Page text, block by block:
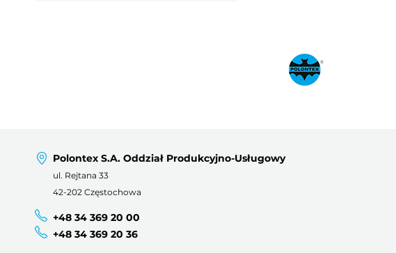
Polontex S.A. Oddział Produkcyjno-Usługowy
ul. Rejtana 33
42-202 Częstochowa
+48 34 369 20 00
+48 34 369 20 36